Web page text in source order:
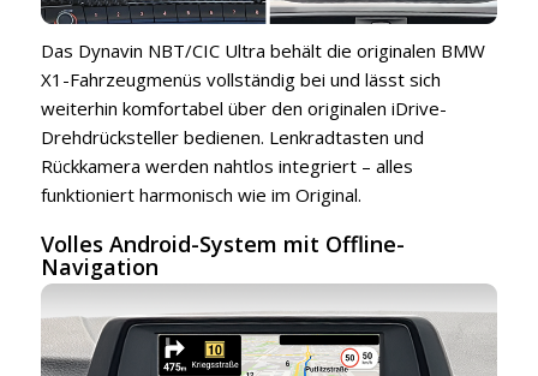
Das Dynavin NBT/CIC Ultra behält die originalen BMW
X1-Fahrzeugmenüs vollständig bei und lässt sich
weiterhin komfortabel über den originalen iDrive-
Drehdrücksteller bedienen. Lenkradtasten und
Rückkamera werden nahtlos integriert – alles
funktioniert harmonisch wie im Original.
Volles Android-System mit Offline-
Navigation